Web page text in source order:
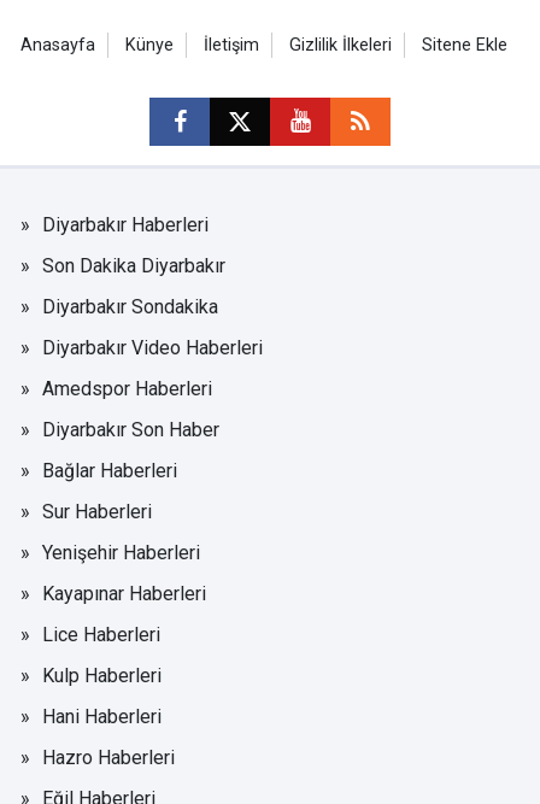
Anasayfa Künye İletişim Gizlilik İlkeleri Sitene Ekle
Diyarbakır Haberleri
Son Dakika Diyarbakır
Diyarbakır Sondakika
Diyarbakır Video Haberleri
Amedspor Haberleri
Diyarbakır Son Haber
Bağlar Haberleri
Sur Haberleri
Yenişehir Haberleri
Kayapınar Haberleri
Lice Haberleri
Kulp Haberleri
Hani Haberleri
Hazro Haberleri
Eğil Haberleri